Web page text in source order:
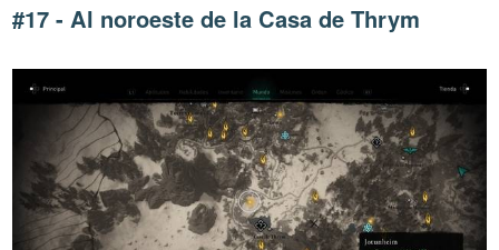
#17 - Al noroeste de la Casa de Thrym